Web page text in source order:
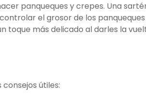
panqueques y crepes. Una
el grosor de los
toque más delicado al darles la
útiles: